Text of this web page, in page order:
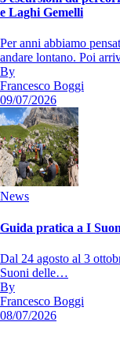
e Laghi Gemelli
Per anni abbiamo
andare lontano. Poi
By
Francesco Boggi
09/07/2026
News
Guida pratica a I
Dal 24 agosto al 3
Suoni delle…
By
Francesco Boggi
08/07/2026